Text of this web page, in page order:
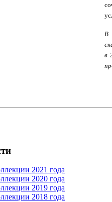
В
в
2021 года
2020 года
2019 года
2018 года